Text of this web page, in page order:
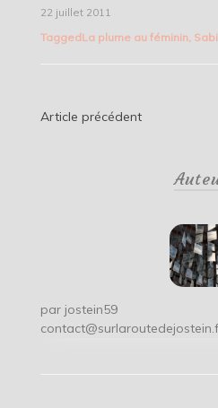
22 juillet 2011
TaggedLa plume au féminin,
Navigation
Article précédent
par jostein59